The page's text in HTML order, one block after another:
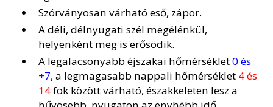
Szórványosan várható eső, zápor.
A déli, délnyugati szél megélénkül,
helyenként meg is erősödik.
A legalacsonyabb éjszakai hőmérséklet0 és
+7, a legmagasabb nappali hőmérséklet 4 és
14fok között várható, északkeleten lesz a